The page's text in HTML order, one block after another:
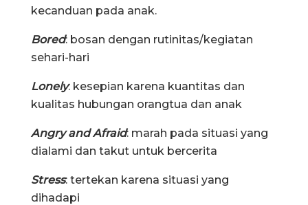
kecanduan pada anak.
Bored: bosan dengan rutinitas/kegiatan
sehari-hari
Lonely: kesepian karena kuantitas dan
kualitas hubungan orangtua dan anak
Angry and Afraid: marah pada situasi yang
dialami dan takut untuk bercerita
Stress: tertekan karena situasi yang
dihadapi